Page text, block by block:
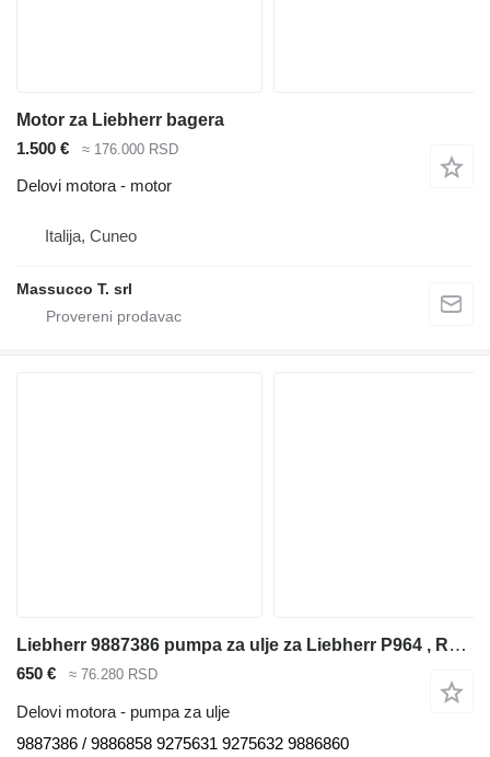
Motor za Liebherr bagera
1.500 €
≈ 176.000 RSD
Delovi motora - motor
Italija, Cuneo
Massucco T. srl
Liebherr 9887386 pumpa za ulje za Liebherr P964 , R974 ,R964 bagera
650 € ≈ 76.280 RSD
Delovi motora - pumpa za ulje
9887386 / 9886858 9275631 9275632 9886860